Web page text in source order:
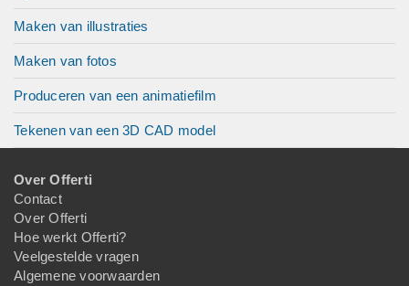
Maken van illustraties
Maken van fotos
Produceren van een animatiefilm
Tekenen van een 3D CAD model
Over Offerti
Contact
Over Offerti
Hoe werkt Offerti?
Veelgestelde vragen
Algemene voorwaarden